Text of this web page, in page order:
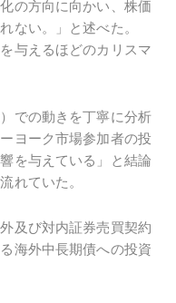
の方向に向かい、株価
ない。」と述べた。
与えるほどのカリスマ
での動きを丁寧に分析
ヨーク市場参加者の投
を与えている」と結論
れていた。
及び対内証券売買契約
海外中長期債への投資